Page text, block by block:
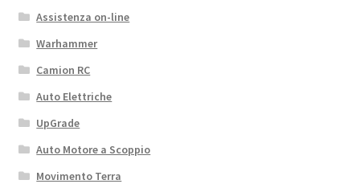
Assistenza on-line
Warhammer
Camion RC
Auto Elettriche
UpGrade
Auto Motore a Scoppio
Movimento Terra